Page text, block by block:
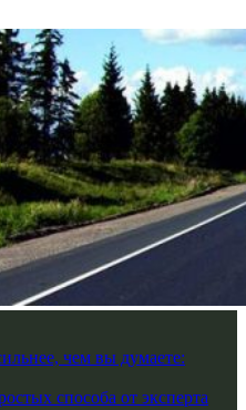
чем вы думаете:
способа от эксперта